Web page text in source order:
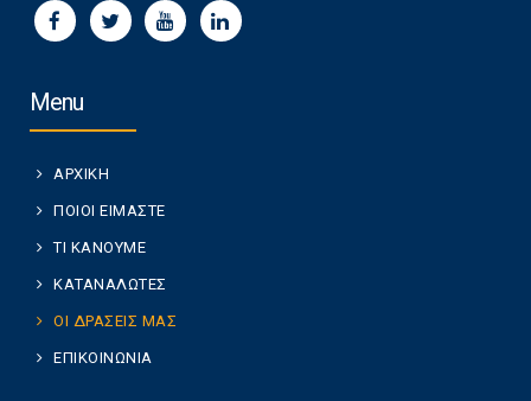
Menu
ΑΡΧΙΚΗ
ΠΟΙΟΙ ΕΙΜΑΣΤΕ
ΤΙ ΚΑΝΟΥΜΕ
ΚΑΤΑΝΑΛΩΤΕΣ
ΟΙ ΔΡΑΣΕΙΣ ΜΑΣ
ΕΠΙΚΟΙΝΩΝΙΑ